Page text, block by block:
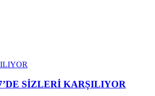
SİZLERİ KARŞILIYOR